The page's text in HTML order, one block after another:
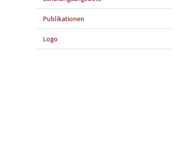
Publikationen
Logo